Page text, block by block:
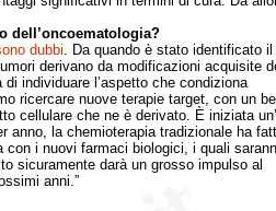
dell’oncoematologia?
dubbi. Da quando è stato identificato il
derivano da modificazioni acquisite
individuare l’aspetto che condiziona
ricercare nuove terapie target, con un
cellulare che ne è derivato. È iniziata
anno, la chemioterapia tradizionale ha
i nuovi farmaci biologici, i quali
sicuramente darà un grosso impulso al
anni.”